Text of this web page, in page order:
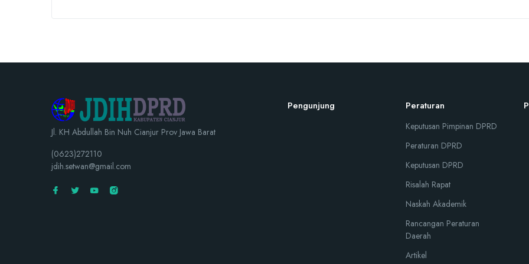
Jl. KH Abdullah Bin Nuh Cianjur Prov Jawa Barat
(0623)272110
jdih.setwan@gmail.com
Pengunjung Peraturan
Keputusan Pimpinan DPRD
Peraturan DPRD
Keputusan DPRD
Risalah Rapat
Naskah Akademik
Rancangan Peraturan
Daerah
Artikel